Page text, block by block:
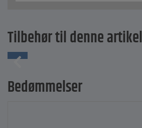
Tilbehør til denne artikel
Bedømmelser